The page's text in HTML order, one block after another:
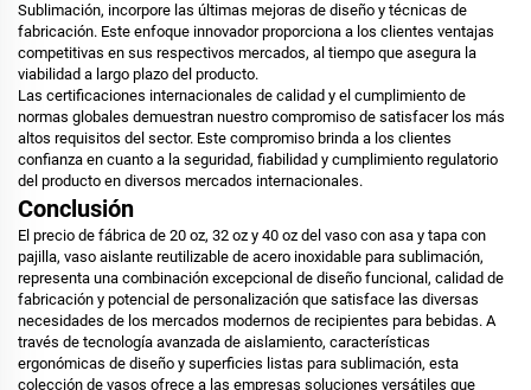
Sublimación, incorpore las últimas mejoras de diseño y técnicas de
fabricación. Este enfoque innovador proporciona a los clientes ventajas
competitivas en sus respectivos mercados, al tiempo que asegura la
viabilidad a largo plazo del producto.
Las certificaciones internacionales de calidad y el cumplimiento de
normas globales demuestran nuestro compromiso de satisfacer los más
altos requisitos del sector. Este compromiso brinda a los clientes
confianza en cuanto a la seguridad, fiabilidad y cumplimiento regulatorio
del producto en diversos mercados internacionales.
Conclusión
El precio de fábrica de 20 oz, 32 oz y 40 oz del vaso con asa y tapa con
pajilla, vaso aislante reutilizable de acero inoxidable para sublimación,
representa una combinación excepcional de diseño funcional, calidad de
fabricación y potencial de personalización que satisface las diversas
necesidades de los mercados modernos de recipientes para bebidas. A
través de tecnología avanzada de aislamiento, características
ergonómicas de diseño y superficies listas para sublimación, esta
colección de vasos ofrece a las empresas soluciones versátiles que